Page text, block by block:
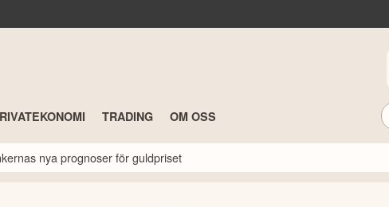
TRADING OM OSS
nya prognoser för guldpriset